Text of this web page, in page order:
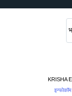
KRISHA
इन्फोकॉम